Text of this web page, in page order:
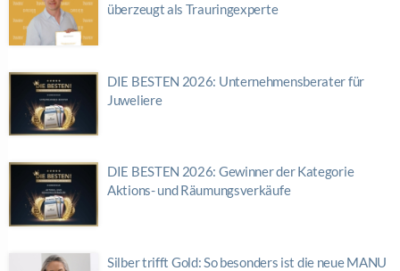
überzeugt als Trauringexperte
DIE BESTEN 2026: Unternehmensberater für
Juweliere
DIE BESTEN 2026: Gewinner der Kategorie
Aktions- und Räumungsverkäufe
Silber trifft Gold: So besonders ist die neue MANU